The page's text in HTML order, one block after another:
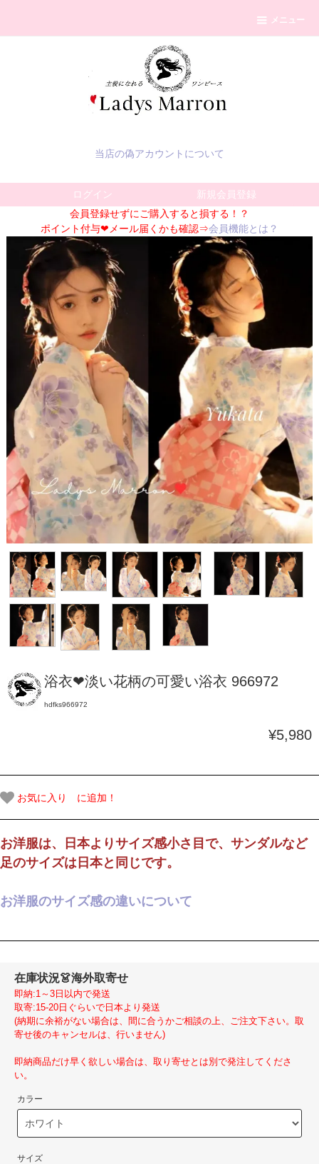
メニュー
当店の偽アカウントについて
ログイン
新規会員登録
会員登録せずにご購入すると損する！？
ポイント付与❤メール届くかも確認⇒会員機能とは？
浴衣❤淡い花柄の可愛い浴衣 966972
hdfks966972
¥5,980
お気に入り に追加！
お洋服は、日本よりサイズ感小さ目で、サンダルなど
足のサイズは日本と同じです。
お洋服のサイズ感の違いについて
在庫状況👗海外取寄せ
即納:1～3日以内で発送
取寄:15-20日ぐらいで日本より発送
(納期に余裕がない場合は、間に合うかご相談の上、ご注文下さい。取
寄せ後のキャンセルは、行いません)
即納商品だけ早く欲しい場合は、取り寄せとは別で発注してくださ
い。
カラー
サイズ